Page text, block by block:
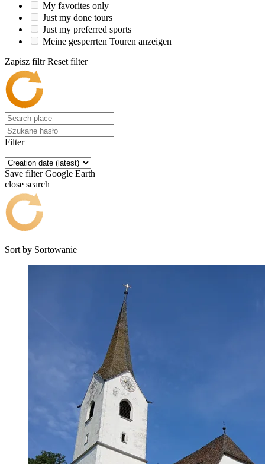
My favorites only
Just my done tours
Just my preferred sports
Meine gesperrten Touren anzeigen
Zapisz filtr Reset filter
Filter
Save filter Google Earth
close search
Sort by Sortowanie